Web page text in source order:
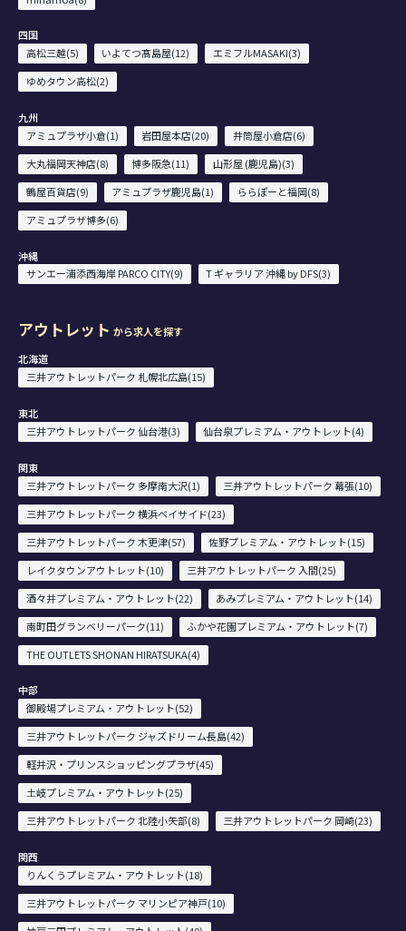
四国
高松三越(5)
いよてつ髙島屋(12)
エミフルMASAKI(3)
ゆめタウン高松(2)
九州
アミュプラザ小倉(1)
岩田屋本店(20)
井筒屋小倉店(6)
大丸福岡天神店(8)
博多阪急(11)
山形屋 (鹿児島)(3)
鶴屋百貨店(9)
アミュプラザ鹿児島(1)
ららぽーと福岡(8)
アミュプラザ博多(6)
沖縄
サンエー浦添西海岸 PARCO CITY(9)
T ギャラリア 沖縄 by DFS(3)
アウトレット から求人を探す
北海道
三井アウトレットパーク 札幌北広島(15)
東北
三井アウトレットパーク 仙台港(3)
仙台泉プレミアム・アウトレット(4)
関東
三井アウトレットパーク 多摩南大沢(1)
三井アウトレットパーク 幕張(10)
三井アウトレットパーク 横浜ベイサイド(23)
三井アウトレットパーク 木更津(57)
佐野プレミアム・アウトレット(15)
レイクタウンアウトレット(10)
三井アウトレットパーク 入間(25)
酒々井プレミアム・アウトレット(22)
あみプレミアム・アウトレット(14)
南町田グランベリーパーク(11)
ふかや花園プレミアム・アウトレット(7)
THE OUTLETS SHONAN HIRATSUKA(4)
中部
御殿場プレミアム・アウトレット(52)
三井アウトレットパーク ジャズドリーム長島(42)
軽井沢・プリンスショッピングプラザ(45)
土岐プレミアム・アウトレット(25)
三井アウトレットパーク 北陸小矢部(8)
三井アウトレットパーク 岡崎(23)
関西
りんくうプレミアム・アウトレット(18)
三井アウトレットパーク マリンピア神戸(10)